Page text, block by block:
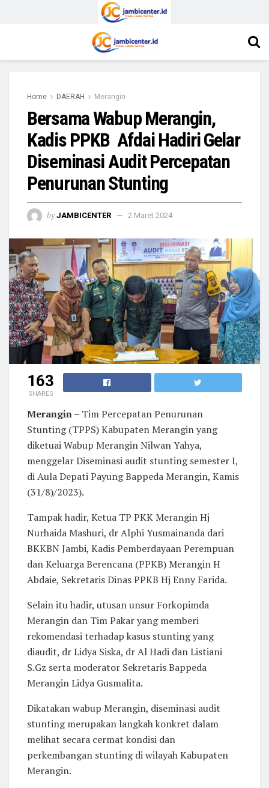
Home DAERAH Merangin
Bersama Wabup Merangin,
Kadis PPKB Afdai Hadiri Gelar
Diseminasi Audit Percepatan
Penurunan Stunting
by JAMBICENTER 2 Maret 2024
163
SHARES
Merangin – Tim Percepatan Penurunan
Stunting (TPPS) Kabupaten Merangin yang
diketuai Wabup Merangin Nilwan Yahya,
menggelar Diseminasi audit stunting semester I,
di Aula Depati Payung Bappeda Merangin, Kamis
(31/8)/2023).
Tampak hadir, Ketua TP PKK Merangin Hj
Nurhaida Mashuri, dr Alphi Yusmainanda dari
BKKBN Jambi, Kadis Pemberdayaan Perempuan
dan Keluarga Berencana (PPKB) Merangin H
Abdaie, Sekretaris Dinas PPKB Hj Enny Farida.
Selain itu hadir, utusan unsur Forkopimda
Merangin dan Tim Pakar yang memberi
rekomendasi terhadap kasus stunting yang
diaudit, dr Lidya Siska, dr Al Hadi dan Listiani
S.Gz serta moderator Sekretaris Bappeda
Merangin Lidya Gusmalita.
Dikatakan wabup Merangin, diseminasi audit
stunting merupakan langkah konkret dalam
melihat secara cermat kondisi dan
perkembangan stunting di wilayah Kabupaten
Merangin.